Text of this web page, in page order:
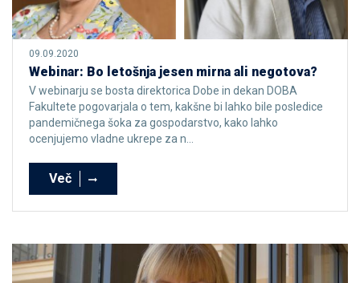
09.09.2020
Webinar: Bo letošnja jesen mirna ali negotova?
V webinarju se bosta direktorica Dobe in dekan DOBA
Fakultete pogovarjala o tem, kakšne bi lahko bile posledice
pandemičnega šoka za gospodarstvo, kako lahko
ocenjujemo vladne ukrepe za n...
Več